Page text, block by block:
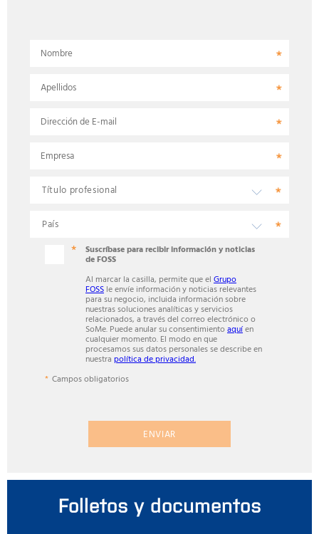
Nombre
Apellidos
Dirección de E-mail
Empresa
Suscríbase para recibir información y noticias
de FOSS
Al marcar la casilla, permite que el Grupo
FOSS le envíe información y noticias relevantes
para su negocio, incluida información sobre
nuestras soluciones analíticas y servicios
relacionados, a través del correo electrónico o
SoMe. Puede anular su consentimiento aquíen
cualquier momento. El modo en que
procesamos sus datos personales se describe en
nuestra política de privacidad.
Campos obligatorios
ENVIAR
Folletos y documentos